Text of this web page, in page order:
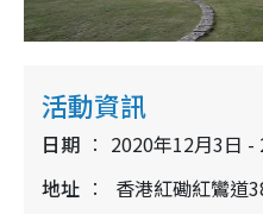
活動資訊
日期
2020年12月3日 -
地址
香港紅磡紅鸞道